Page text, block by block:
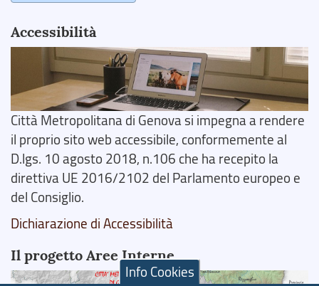
Accessibilità
Città Metropolitana di Genova si impegna a rendere
il proprio sito web accessibile, conformemente al
D.lgs. 10 agosto 2018, n.106 che ha recepito la
direttiva UE 2016/2102 del Parlamento europeo e
del Consiglio.
Dichiarazione di Accessibilità
Il progetto Aree Interne
Info Cookies